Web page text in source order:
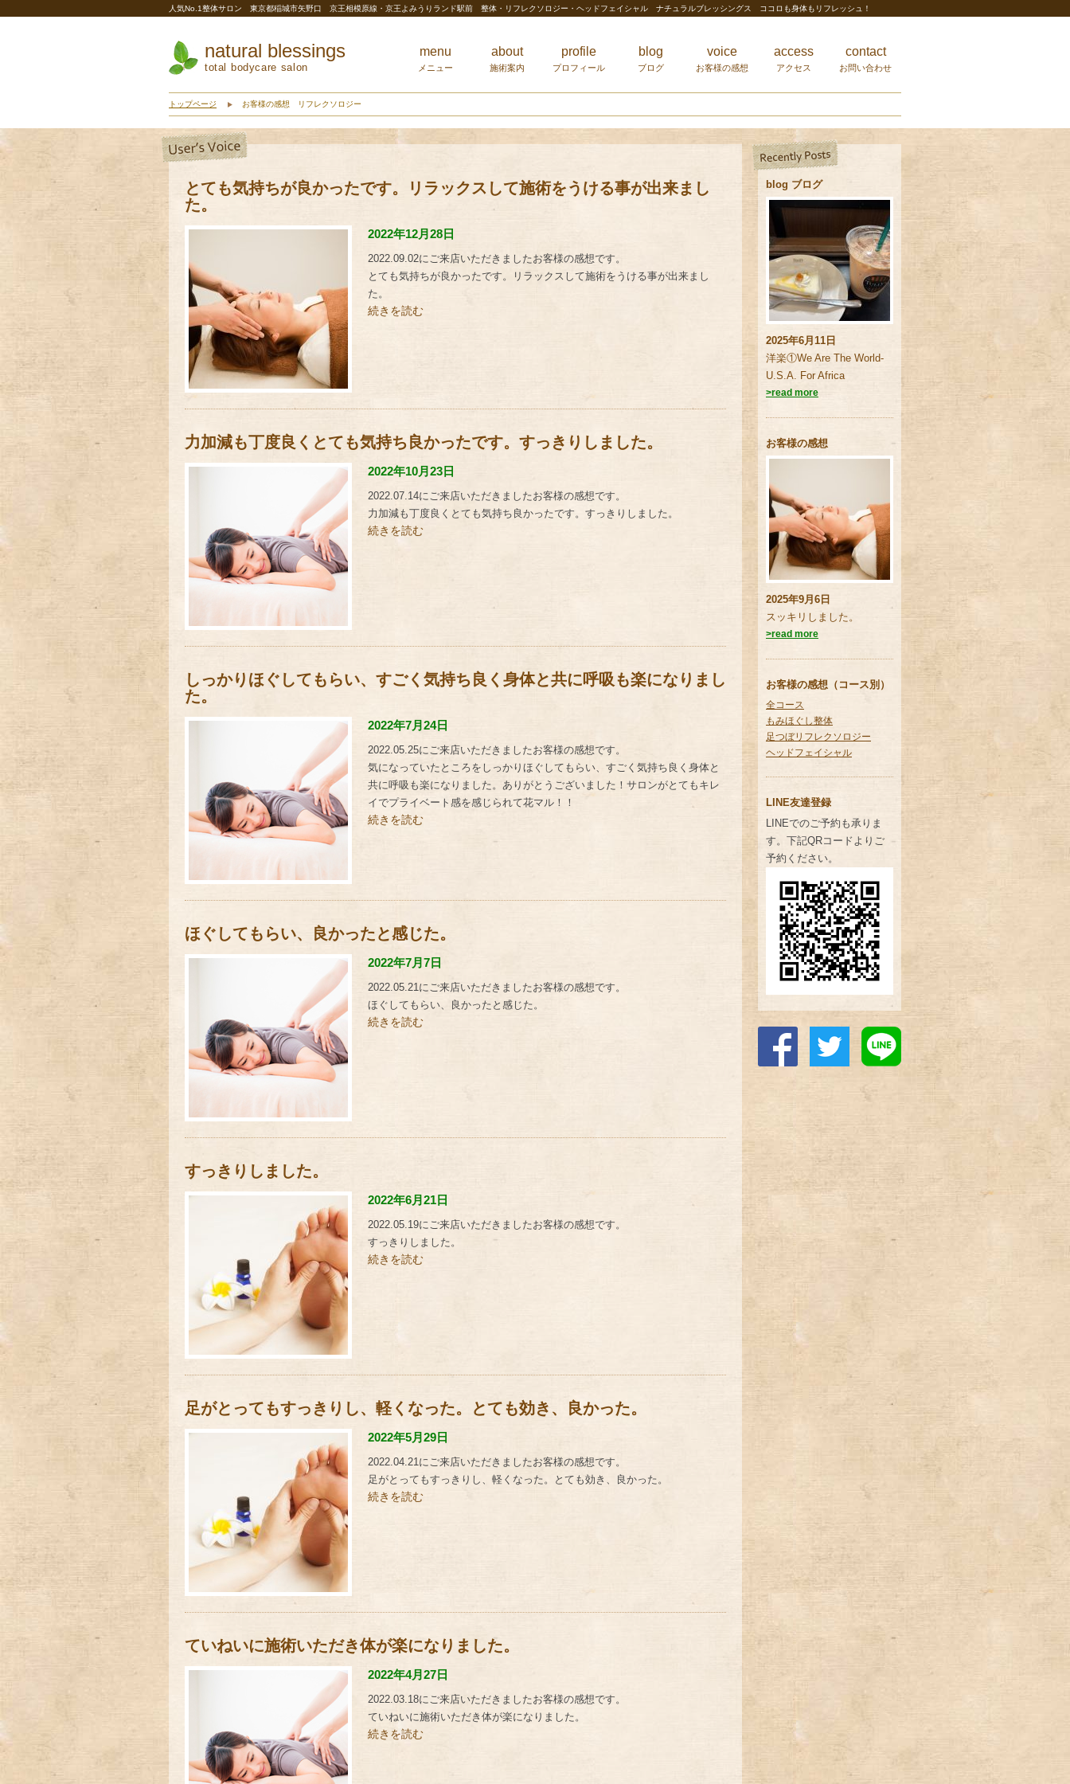
人気No.1整体サロン 東京都稲城市矢野口 京王相模原線・京王よみうりランド駅前 整体・リフレクソロジー・ヘッドフェイシャル ナチュラルブレッシングス ココロも身体もリフレッシュ！
natural blessings
total bodycare salon
menu
メニュー
about
施術案内
profile
プロフィール
blog
ブログ
voice
お客様の感想
access
アクセス
contact
お問い合わせ
トップページ お客様の感想 リフレクソロジー
とても気持ちが良かったです。リラックスして施術をうける事が出来まし
た。
2022年12月28日
2022.09.02にご来店いただきましたお客様の感想です。
とても気持ちが良かったです。リラックスして施術をうける事が出来まし
た。
続きを読む
力加減も丁度良くとても気持ち良かったです。すっきりしました。
2022年10月23日
2022.07.14にご来店いただきましたお客様の感想です。
力加減も丁度良くとても気持ち良かったです。すっきりしました。
続きを読む
しっかりほぐしてもらい、すごく気持ち良く身体と共に呼吸も楽になりまし
た。
2022年7月24日
2022.05.25にご来店いただきましたお客様の感想です。
気になっていたところをしっかりほぐしてもらい、すごく気持ち良く身体と
共に呼吸も楽になりました。ありがとうございました！サロンがとてもキレ
イでプライベート感を感じられて花マル！！
続きを読む
ほぐしてもらい、良かったと感じた。
2022年7月7日
2022.05.21にご来店いただきましたお客様の感想です。
ほぐしてもらい、良かったと感じた。
続きを読む
すっきりしました。
2022年6月21日
2022.05.19にご来店いただきましたお客様の感想です。
すっきりしました。
続きを読む
足がとってもすっきりし、軽くなった。とても効き、良かった。
2022年5月29日
2022.04.21にご来店いただきましたお客様の感想です。
足がとってもすっきりし、軽くなった。とても効き、良かった。
続きを読む
ていねいに施術いただき体が楽になりました。
2022年4月27日
2022.03.18にご来店いただきましたお客様の感想です。
ていねいに施術いただき体が楽になりました。
続きを読む
blog ブログ
2025年6月11日
洋楽①We Are The World-
U.S.A. For Africa
>read more
お客様の感想
2025年9月6日
スッキリしました。
>read more
お客様の感想（コース別）
全コース
もみほぐし整体
足つぼリフレクソロジー
ヘッドフェイシャル
LINE友達登録
LINEでのご予約も承りま
す。下記QRコードよりご
予約ください。